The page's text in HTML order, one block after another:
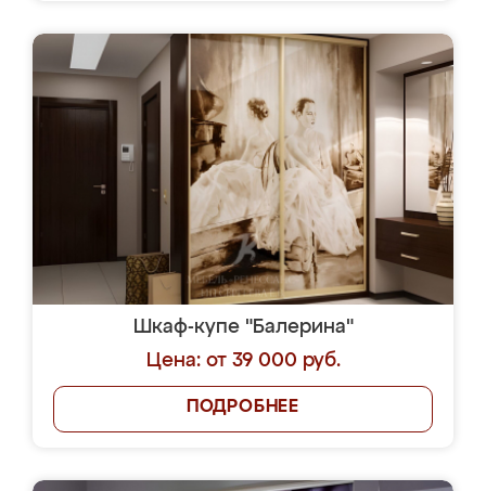
Шкаф-купе "Балерина"
Цена: от 39 000 руб.
ПОДРОБНЕЕ